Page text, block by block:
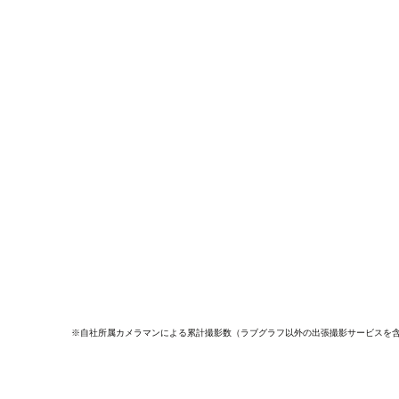
※自社所属カメラマンによる累計撮影数（ラブグラフ以外の出張撮影サービスを